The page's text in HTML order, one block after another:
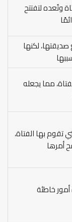
وتُعده لتفتتح
لكنها
مما يجعله
تقوم بها الفتاة،
أمرها
خاطئة